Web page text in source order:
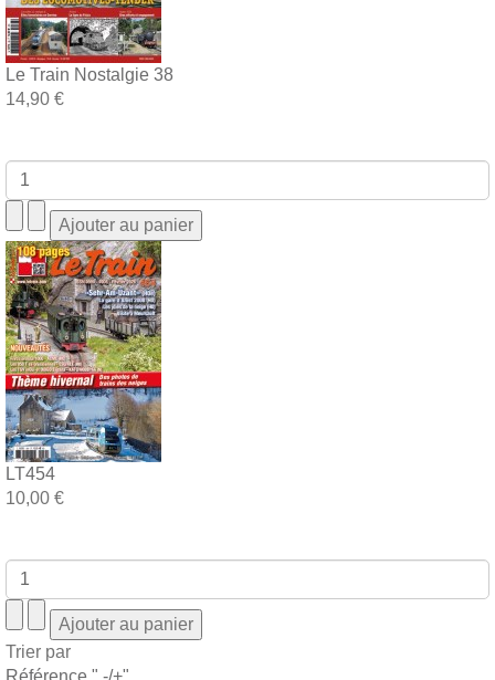
Le Train Nostalgie 38
14,90 €
LT454
10,00 €
Trier par
Référence " -/+"